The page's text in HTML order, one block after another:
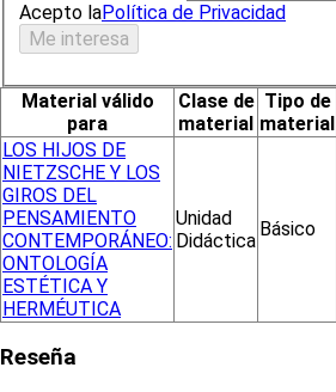
Acepto laPolítica de Privacidad
Material válido
para
Clase de
material
Tipo de
material
LOS HIJOS DE
NIETZSCHE Y LOS
GIROS DEL
PENSAMIENTO
CONTEMPORÁNEO:
ONTOLOGÍA
ESTÉTICA Y
HERMÉUTICA
Unidad
Didáctica
Básico
Reseña